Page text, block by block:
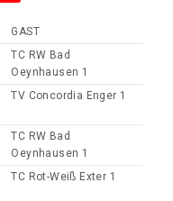
GAST
TC RW Bad
Oeynhausen 1
TV Concordia Enger 1
TC RW Bad
Oeynhausen 1
TC Rot-Weiß Exter 1